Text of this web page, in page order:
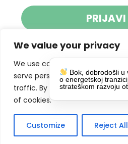
We value your privacy
We use cookies to enhance
serve personalized ads or
traffic. By clicking "Accept All",
of cookies.
Customize Reject All
PRIJAVI
Klikom na gumb dajete
primanje novosti
slažete spolitikom
DRUŠTVENE
Bok, dobrodošli u
o energetskoj
strateškom razvoju